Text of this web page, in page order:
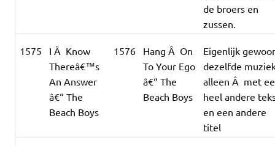
de broers en
zussen.
1575
I Â Know
Thereâ€™s
An Answer
â€“ The
Beach Boys
1576
Hang Â On
To Your Ego
â€“ The
Beach Boys
Eigenlijk
dezelfde
alleen Â met
heel andere
en een andere
titel